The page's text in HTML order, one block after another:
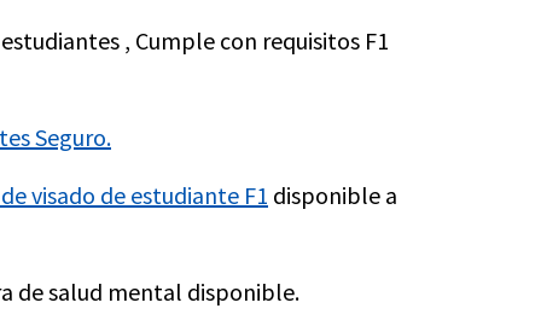
, Cumple con requisitos F1
Seguro.
visado de estudiante F1 disponible a
de salud mental disponible.